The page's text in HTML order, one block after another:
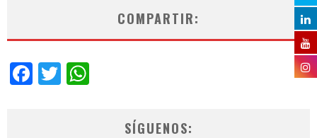
COMPARTIR:
Facebook
Twitter
SÍGUENOS: